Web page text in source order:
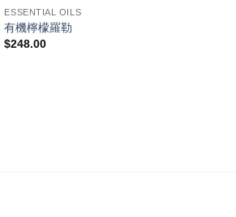
ESSENTIAL OILS
有機檸檬羅勒
$248.00